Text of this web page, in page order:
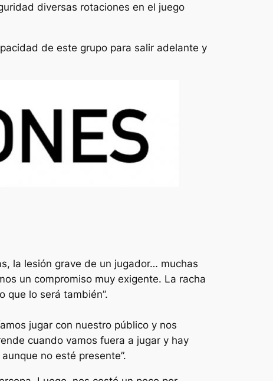
diversas rotaciones en el juego
de este grupo para salir adelante y
la lesión grave de un jugador… muchas
un compromiso muy exigente. La racha
que lo será también”.
jugar con nuestro público y nos
cuando vamos fuera a jugar y hay
no esté presente”.